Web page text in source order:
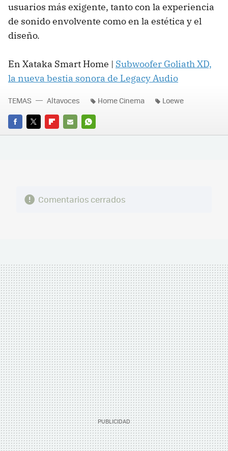
usuarios más exigente, tanto con la experiencia
de sonido envolvente como en la estética y el
diseño.
En Xataka Smart Home | Subwoofer Goliath XD,
la nueva bestia sonora de Legacy Audio
FACEBOOK
TWITTERFLIPBOARD
E-
WHATSAPP
TEMAS Altavoces Home Cinema Loewe
Comentarios cerrados